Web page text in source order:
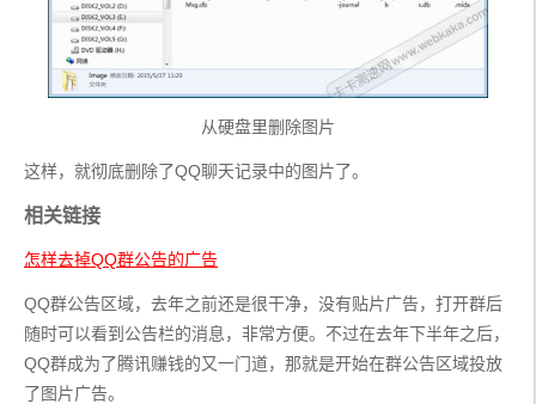
从硬盘里删除图片
这样，就彻底删除了QQ聊天记录中的图片了。
相关链接
怎样去掉QQ群公告的广告
QQ群公告区域，去年之前还是很干净，没有贴片广告，打开群后
随时可以看到公告栏的消息，非常方便。不过在去年下半年之后，
QQ群成为了腾讯赚钱的又一门道，那就是开始在群公告区域投放
了图片广告。